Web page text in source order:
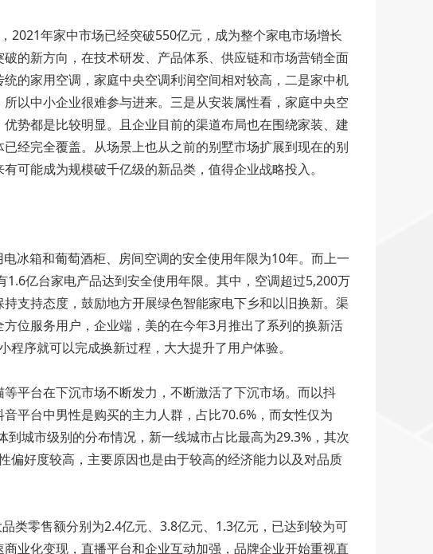
2021年家中市场已经突破550亿元，成为整个家电市场增长
的新方向，在技术研发、产品体系、供应链和市场营销全面
的家用空调，家庭中央空调利润空间相对较高，二是家中机
以中小企业很难参与进来。三是从安装属性看，家庭中央空
势都是比较明显。且企业目前的渠道布局也在围绕家装、建
经完全覆盖。从场景上也从之前的别墅市场扩展到现在的别
可能成为规模破千亿级的新品类，值得企业战略投入。
冰箱和葡萄酒柜、房间空调的安全使用年限为10年。而上一
亿台家电产品达到安全使用年限。其中，空调超过5,200万
支持态度，鼓励地方开展绿色智能家电下乡和以旧换新。渠
位服务用户，企业端，美的在今年3月推出了系列的换新活
序就可以完成换新过程，大大提升了用户体验。
平台在下沉市场不断发力，不断激活了下沉市场。而以抖
平台中男性是购买的主力人群，占比70.6%，而女性仅为
城市级别的分布情况，新一线城市占比最高为29.3%，其次
偏好度较高，主要原因也是由于较高的经济能力以及对品质
类零售额分别为2.4亿元、3.8亿元、1.3亿元，已达到较为可
业化变现，直播平台和企业互动加强，品牌企业开始重视直